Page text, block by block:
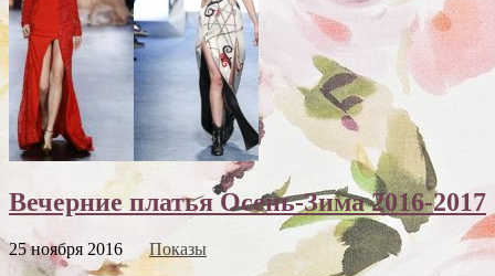
Вечерние платья Осень-Зима 2016-2017
25 ноября 2016 Показы